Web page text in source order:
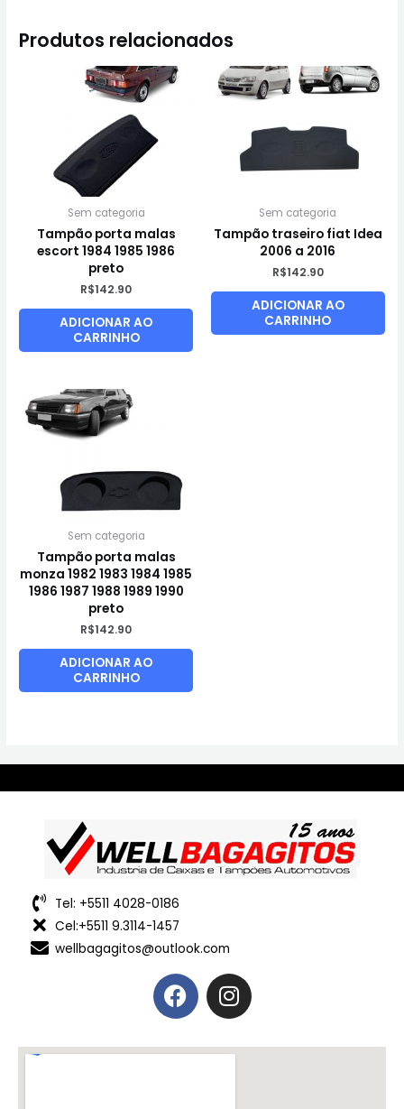
Produtos relacionados
Sem categoria
Tampão porta malas
escort 1984 1985 1986
preto
R$142.90
ADICIONAR AO
CARRINHO
Sem categoria
Tampão traseiro fiat Idea
2006 a 2016
R$142.90
ADICIONAR AO
CARRINHO
Sem categoria
Tampão porta malas
monza 1982 1983 1984 1985
1986 1987 1988 1989 1990
preto
R$142.90
ADICIONAR AO
CARRINHO
Tel: +5511 4028-0186
Cel:+5511 9.3114-1457
wellbagagitos@outlook.com